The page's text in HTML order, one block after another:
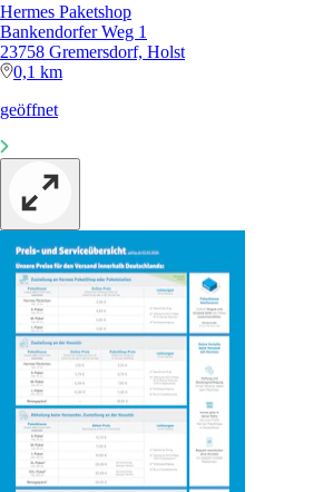
Hermes Paketshop
Bankendorfer Weg 1
23758 Gremersdorf, Holst
0,1 km
geöffnet